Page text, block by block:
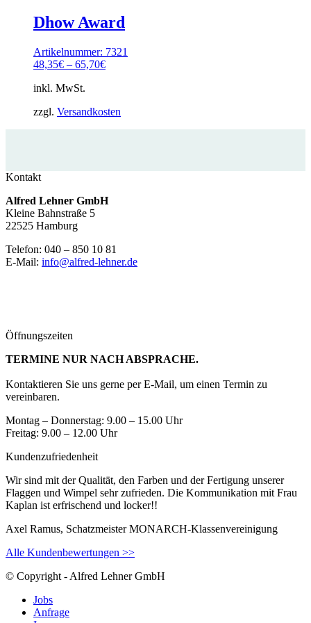
Dhow Award
Artikelnummer: 7321
48,35€ – 65,70€
inkl. MwSt.
zzgl. Versandkosten
Kontakt
Alfred Lehner GmbH
Kleine Bahnstraße 5
22525 Hamburg
Telefon: 040 – 850 10 81
E-Mail: info@alfred-lehner.de
Öffnungszeiten
TERMINE NUR NACH ABSPRACHE.
Kontaktieren Sie uns gerne per E-Mail, um einen Termin zu
vereinbaren.
Montag – Donnerstag: 9.00 – 15.00 Uhr
Freitag: 9.00 – 12.00 Uhr
Kundenzufriedenheit
Wir sind mit der Qualität, den Farben und der Fertigung unserer
Flaggen und Wimpel sehr zufrieden. Die Kommunikation mit Frau
Kaplan ist erfrischend und locker!!
Axel Ramus, Schatzmeister MONARCH-Klassenvereinigung
Alle Kundenbewertungen >>
© Copyright - Alfred Lehner GmbH
Jobs
Anfrage